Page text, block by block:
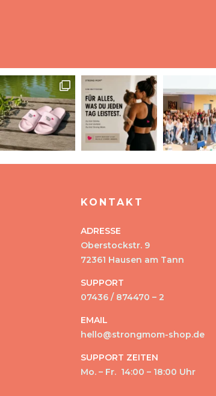
KONTAKT
ADRESSE
Oberstockstr. 9
72361 Hausen am Tann
SUPPORT
07436 / 874470 – 2
EMAIL
hello@strongmom-shop.de
SUPPORT ZEITEN
Mo. – Fr. 14:00 – 18:00 Uhr